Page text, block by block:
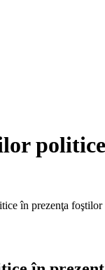
în prezenţa